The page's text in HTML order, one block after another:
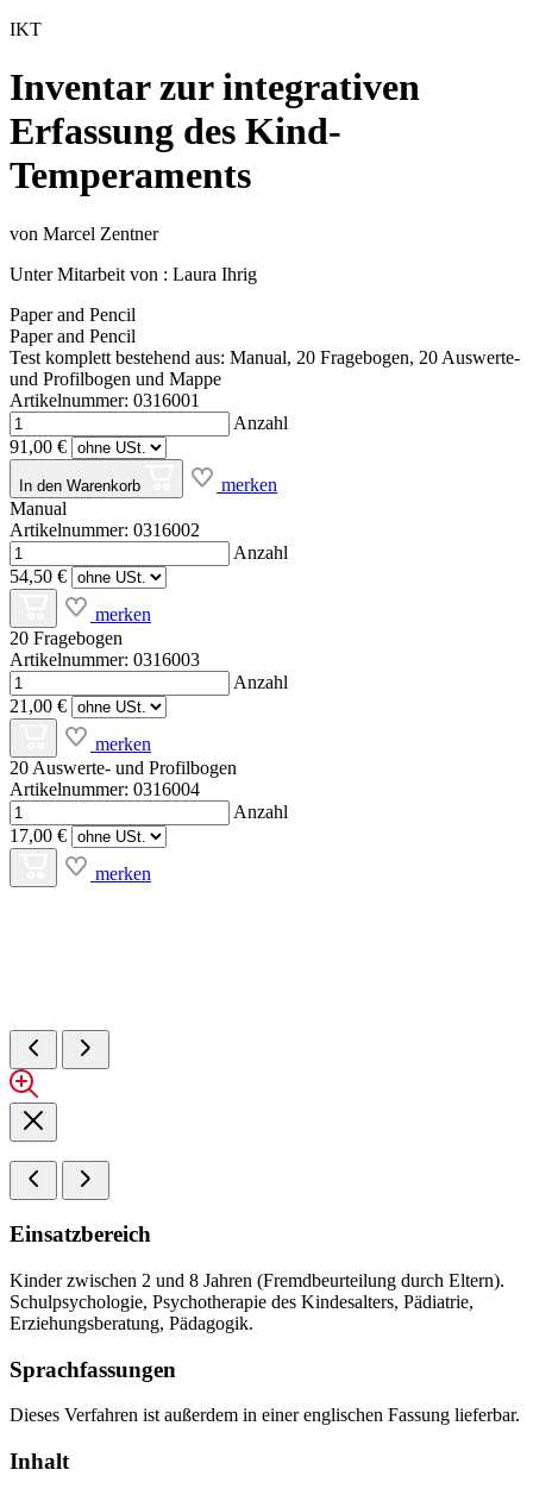
IKT
Inventar zur integrativen
Erfassung des Kind-
Temperaments
von Marcel Zentner
Unter Mitarbeit von : Laura Ihrig
Paper and Pencil
Paper and Pencil
Test komplett bestehend aus: Manual, 20 Fragebogen, 20 Auswerte-
und Profilbogen und Mappe
Artikelnummer: 0316001
Anzahl
91,00 €
In den Warenkorb
merken
Manual
Artikelnummer: 0316002
Anzahl
54,50 €
merken
20 Fragebogen
Artikelnummer: 0316003
Anzahl
21,00 €
merken
20 Auswerte- und Profilbogen
Artikelnummer: 0316004
Anzahl
17,00 €
merken
Einsatzbereich
Kinder zwischen 2 und 8 Jahren (Fremdbeurteilung durch Eltern).
Schulpsychologie, Psychotherapie des Kindesalters, Pädiatrie,
Erziehungsberatung, Pädagogik.
Sprachfassungen
Dieses Verfahren ist außerdem in einer englischen Fassung lieferbar.
Inhalt